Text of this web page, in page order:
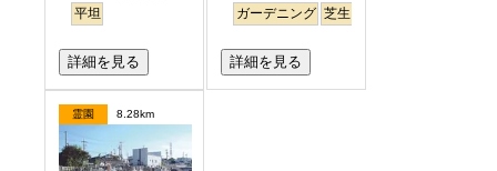
平坦
詳細を見る
ガーデニング 芝生
詳細を見る
霊園 8.28km